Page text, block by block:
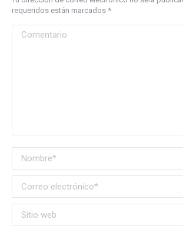
requeridos están marcados *
Comentario
Nombre *
Correo electrónico *
Sitio web